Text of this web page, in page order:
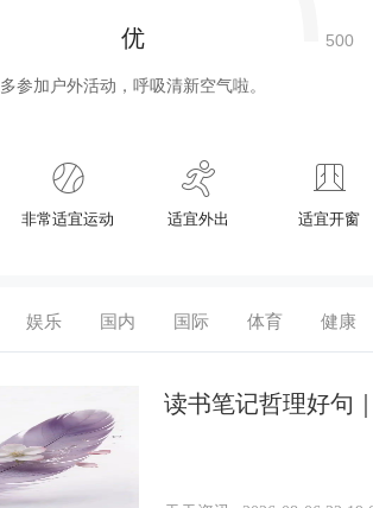
优
多参加户外活动，呼吸清新空气啦。
非常适宜运动 适宜外出 适宜开窗
娱乐 国内 国际 体育 健康
读书笔记哲理好句